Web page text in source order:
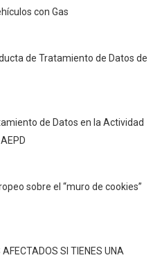
con Gas
de Tratamiento de Datos de
de Datos en la Actividad
sobre el “muro de cookies”
SI TIENES UNA